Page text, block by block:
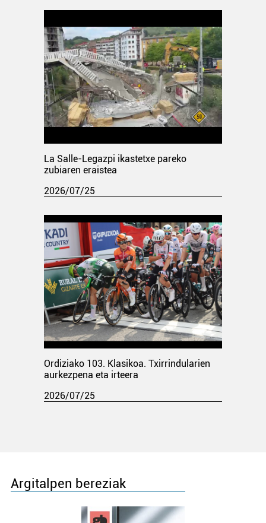
La Salle-Legazpi ikastetxe pareko
zubiaren eraistea
2026/07/25
Ordiziako 103. Klasikoa. Txirrindularien
aurkezpena eta irteera
2026/07/25
Argitalpen bereziak